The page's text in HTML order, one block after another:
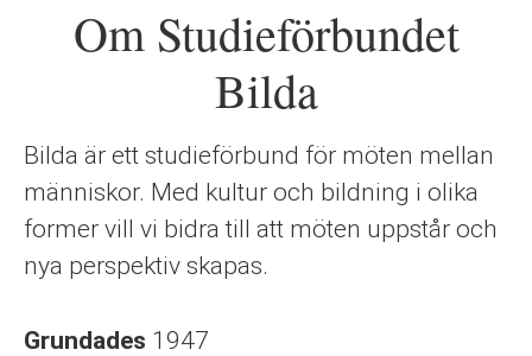
Om Studieförbundet
Bilda
Bilda är ett studieförbund för möten mellan
människor. Med kultur och bildning i olika
former vill vi bidra till att möten uppstår och
nya perspektiv skapas.
Grundades 1947